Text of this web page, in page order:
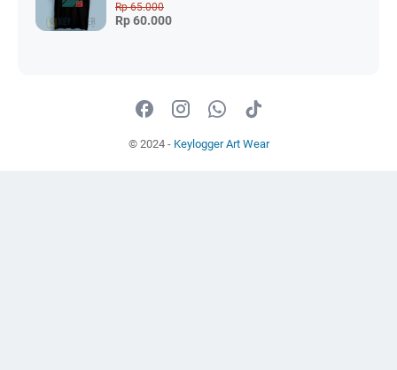
Rp 65.000
Rp 60.000
© 2024 - Keylogger Art Wear